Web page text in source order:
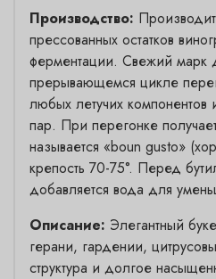
Производство:
прессованных остатков
ферментации. Свежий марк
прерывающемся цикле
любых летучих компонентов
пар. При перегонке
называется «boun gusto»
крепость 70-75°. Перед
добавляется вода для
Описание: Элегантный
герани, гардении,
структура и долгое